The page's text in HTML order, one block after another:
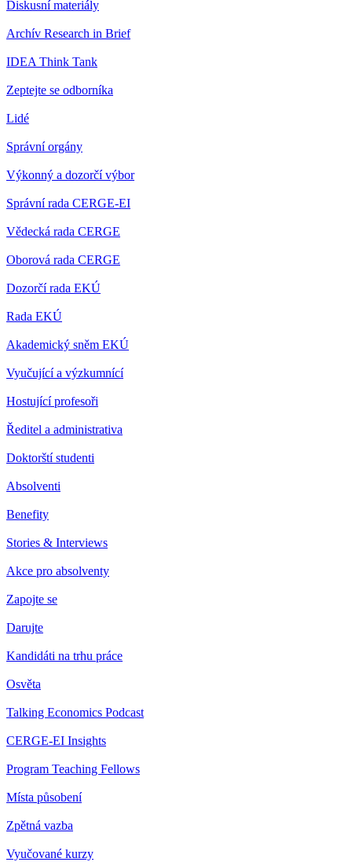
Diskusní materiály
Archív Research in Brief
IDEA Think Tank
Zeptejte se odborníka
Lidé
Správní orgány
Výkonný a dozorčí výbor
Správní rada CERGE-EI
Vědecká rada CERGE
Oborová rada CERGE
Dozorčí rada EKÚ
Rada EKÚ
Akademický sněm EKÚ
Vyučující a výzkumnící
Hostující profesoři
Ředitel a administrativa
Doktorští studenti
Absolventi
Benefity
Stories & Interviews
Akce pro absolventy
Zapojte se
Darujte
Kandidáti na trhu práce
Osvěta
Talking Economics Podcast
CERGE-EI Insights
Program Teaching Fellows
Místa působení
Zpětná vazba
Vyučované kurzy